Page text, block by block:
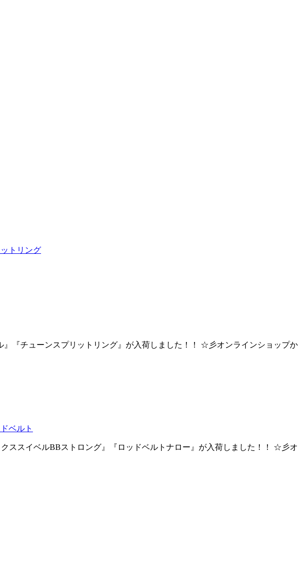
トリング
『チューンスプリットリング』が入荷しました！！ ☆彡オンラインショップか
ベルト
ススイベルBBストロング』『ロッドベルトナロー』が入荷しました！！ ☆彡オ